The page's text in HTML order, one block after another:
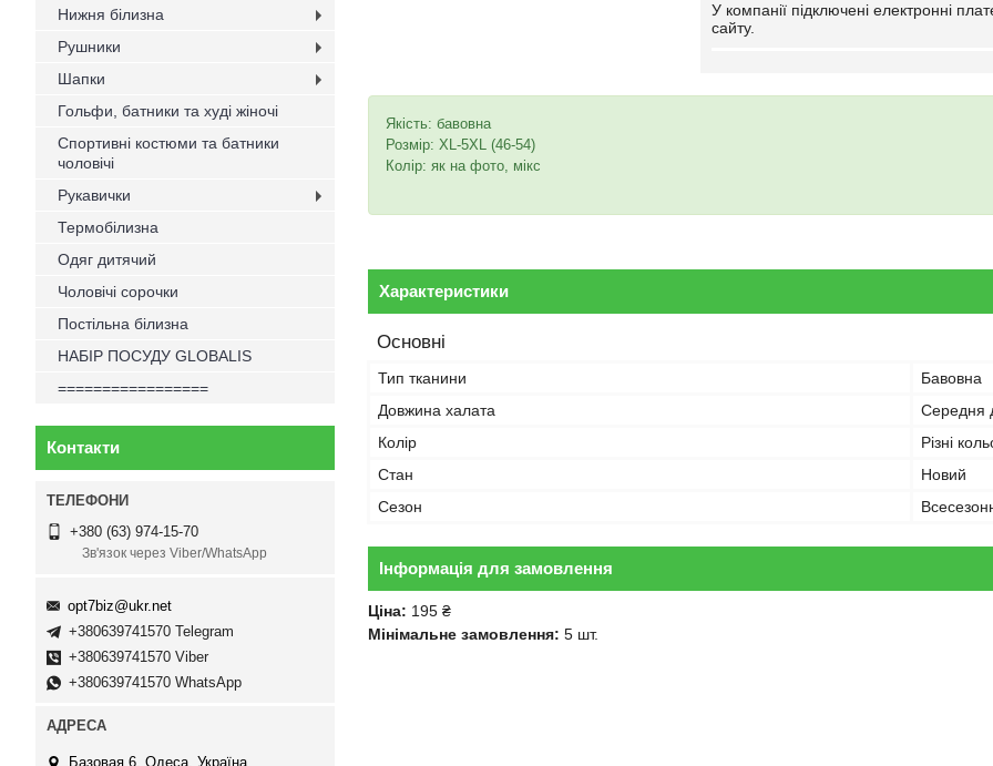
У компанії підключені електронні
сайту.
Якість: бавовна
Розмір: XL-5XL (46-54)
Колір: як на фото, мікс
Характеристики
Основні
Тип тканини
Бавовна
Довжина халата
Середня
Колір
Різні
Стан
Новий
Сезон
Інформація для замовлення
Ціна: 195 ₴
Мінімальне замовлення: 5 шт.
Нижня білизна
Рушники
Шапки
Гольфи, батники та худі жіночі
Спортивні костюми та батники
чоловічі
Рукавички
Термобілизна
Одяг дитячий
Чоловічі сорочки
Постільна білизна
НАБІР ПОСУДУ GLOBALIS
=================
Контакти
+380 (63) 974-15-70
Зв'язок через Viber/WhatsApp
opt7biz@ukr.net
+380639741570 Telegram
+380639741570 Viber
+380639741570 WhatsApp
Базовая 6, Одеса, Україна